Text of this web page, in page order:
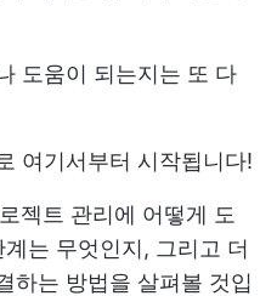
도움이 되는지는 또 다
여기서부터 시작됩니다!
젝트 관리에 어떻게 도
는 무엇인지, 그리고 더
하는 방법을 살펴볼 것입